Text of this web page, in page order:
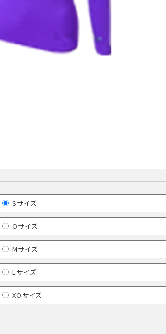
Sサイズ
Oサイズ
Mサイズ
Lサイズ
XOサイズ